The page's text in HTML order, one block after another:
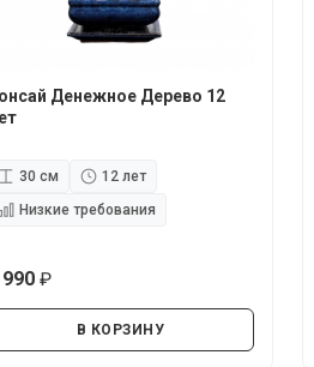
Денежное Дерево 12
30 см
12 лет
Низкие требования
В КОРЗИНУ